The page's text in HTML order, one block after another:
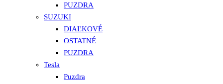
PUZDRA
SUZUKI
DIAĽKOVÉ
OSTATNÉ
PUZDRA
Tesla
Puzdra